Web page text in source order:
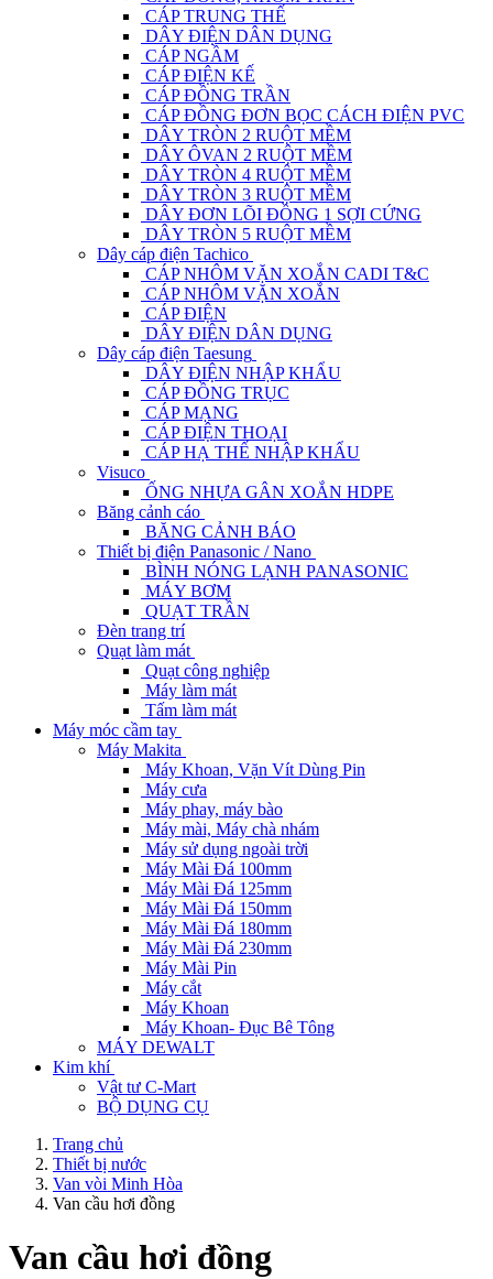
CÁP TRUNG THẾ
DÂY ĐIỆN DÂN DỤNG
CÁP NGẦM
CÁP ĐIỆN KẾ
CÁP ĐỒNG TRẦN
CÁP ĐỒNG ĐƠN BỌC CÁCH ĐIỆN PVC
DÂY TRÒN 2 RUỘT MỀM
DÂY ÔVAN 2 RUỘT MỀM
DÂY TRÒN 4 RUỘT MỀM
DÂY TRÒN 3 RUỘT MỀM
DÂY ĐƠN LÕI ĐỒNG 1 SỢI CỨNG
DÂY TRÒN 5 RUỘT MỀM
Dây cáp điện Tachico
CÁP NHÔM VẶN XOẮN CADI T&C
CÁP NHÔM VẶN XOẮN
CÁP ĐIỆN
DÂY ĐIỆN DÂN DỤNG
Dây cáp điện Taesung
DÂY ĐIỆN NHẬP KHẨU
CÁP ĐỒNG TRỤC
CÁP MẠNG
CÁP ĐIỆN THOẠI
CÁP HẠ THẾ NHẬP KHẨU
Visuco
ỐNG NHỰA GÂN XOẮN HDPE
Băng cảnh cáo
BĂNG CẢNH BÁO
Thiết bị điện Panasonic / Nano
BÌNH NÓNG LẠNH PANASONIC
MÁY BƠM
QUẠT TRẦN
Đèn trang trí
Quạt làm mát
Quạt công nghiệp
Máy làm mát
Tấm làm mát
Máy móc cầm tay
Máy Makita
Máy Khoan, Vặn Vít Dùng Pin
Máy cưa
Máy phay, máy bào
Máy mài, Máy chà nhám
Máy sử dụng ngoài trời
Máy Mài Đá 100mm
Máy Mài Đá 125mm
Máy Mài Đá 150mm
Máy Mài Đá 180mm
Máy Mài Đá 230mm
Máy Mài Pin
Máy cắt
Máy Khoan
Máy Khoan- Đục Bê Tông
MÁY DEWALT
Kim khí
Vật tư C-Mart
BỘ DỤNG CỤ
Trang chủ
Thiết bị nước
Van vòi Minh Hòa
Van cầu hơi đồng
Van cầu hơi đồng